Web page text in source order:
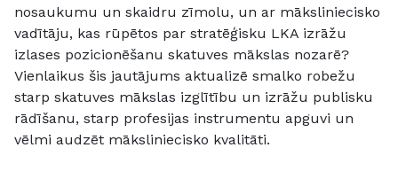
nosaukumu un skaidru zīmolu, un ar māksliniecisko
vadītāju, kas rūpētos par stratēģisku LKA izrāžu
izlases pozicionēšanu skatuves mākslas nozarē?
Vienlaikus šis jautājums aktualizē smalko robežu
starp skatuves mākslas izglītību un izrāžu publisku
rādīšanu, starp profesijas instrumentu apguvi un
vēlmi audzēt māksliniecisko kvalitāti.